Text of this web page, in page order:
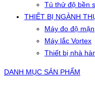
Tủ thử độ bền
THIẾT BỊ NGÀNH
Máy đo độ mặn
Máy lắc Vortex
Thiết bị nhà
DANH MỤC SẢN PHẨM